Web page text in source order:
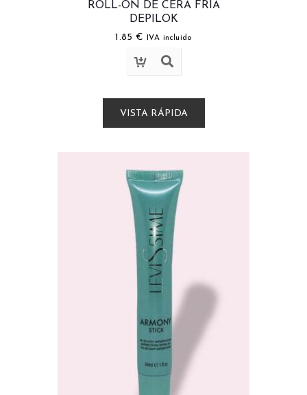
ROLL-ON DE CERA FRÍA
DEPILOK
1.85 € IVA incluido
VISTA RÁPIDA